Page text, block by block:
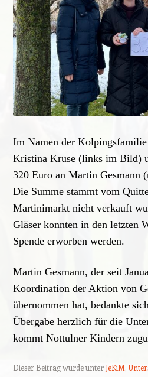
Im Namen der
Kristina Kruse (links im Bild)
320 Euro an Martin Gesmann
Die Summe stammt vom
Martinimarkt nicht verkauft
Gläser konnten in den letzten
Spende erworben werden.
Martin Gesmann, der seit
Koordination der Aktion von
übernommen hat, bedankte
Übergabe herzlich für die
kommt Nottulner Kindern
Dieser Beitrag wurde unterJeKiM,